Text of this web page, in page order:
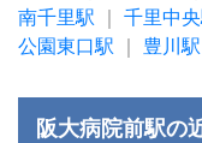
南千里駅
千里中
公園東口駅
豊川駅
阪大病院前駅の